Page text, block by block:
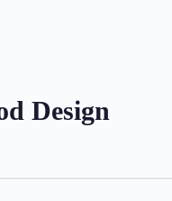
Design